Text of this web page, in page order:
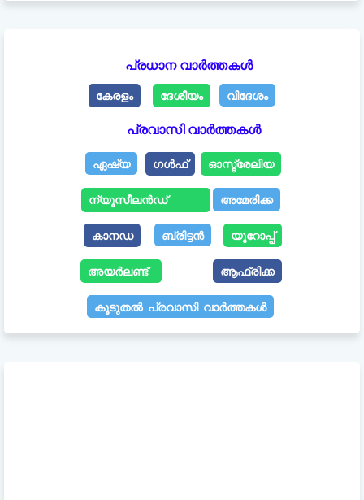
പ്രധാന വാർത്തകൾ
കേരളം ദേശീയം വിദേശം
പ്രവാസി വാർത്തകൾ
ഏഷ്യ ഗൾഫ് ഓസ്ട്രേലിയ
ന്യൂസീലൻഡ് അമേരിക്ക
കാനഡ ബ്രിട്ടൻ യൂറോപ്പ്
അയർലണ്ട് ആഫ്രിക്ക
കൂടുതൽ പ്രവാസി വാർത്തകൾ